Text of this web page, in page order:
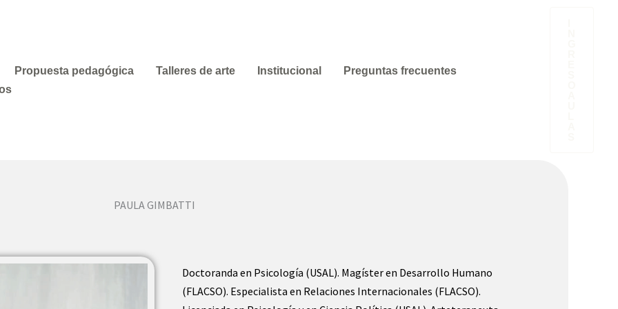
Propuesta pedagógica Talleres de arte Institucional
Preguntas frecuentes
PAULA GIMBATTI
Doctoranda en Psicología (USAL). Magíster en Desarrollo Humano
(FLACSO). Especialista en Relaciones Internacionales (FLACSO).